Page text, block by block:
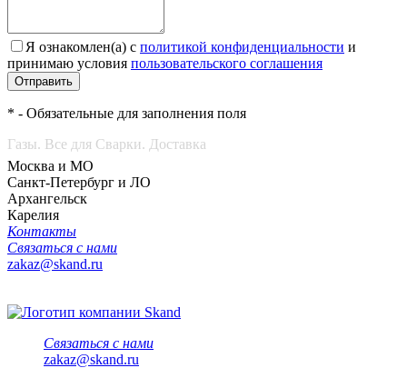
Я ознакомлен(а) с политикой конфиденциальности и
принимаю условия пользовательского соглашения
Отправить
* - Обязательные для заполнения поля
Газы. Все для Сварки. Доставка
Москва и МО
Санкт-Петербург и ЛО
Архангельск
Карелия
Контакты
Связаться с нами
zakaz@skand.ru
Связаться с нами
zakaz@skand.ru